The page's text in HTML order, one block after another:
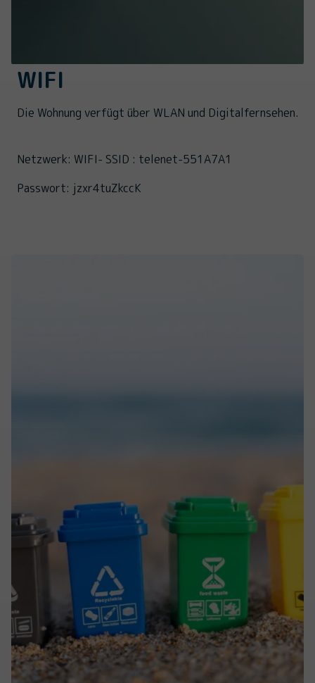
WIFI
Die Wohnung verfügt über WLAN und Digitalfernsehen.
Netzwerk: WIFI- SSID : telenet-551A7A1
Passwort: jzxr4tuZkccK